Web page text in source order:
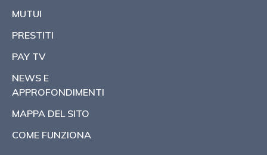
MUTUI
PRESTITI
PAY TV
NEWS E
APPROFONDIMENTI
MAPPA DEL SITO
COME FUNZIONA